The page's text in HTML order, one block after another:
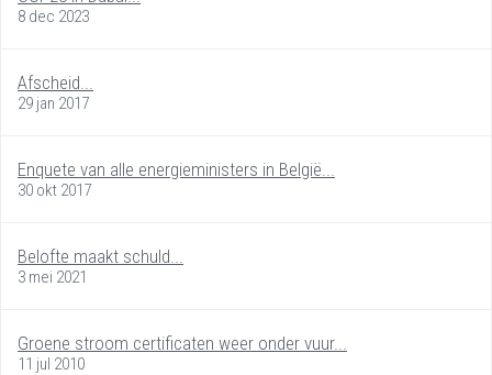
8 dec 2023
Afscheid...
29 jan 2017
Enquete van alle energieministers in België...
30 okt 2017
Belofte maakt schuld...
3 mei 2021
Groene stroom certificaten weer onder vuur...
11 jul 2010